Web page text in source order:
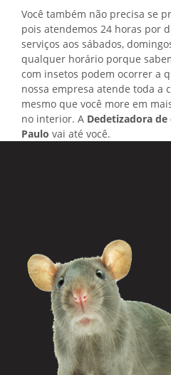
Você também não precisa se
pois atendemos 24 horas por
serviços aos sábados,
qualquer horário porque
com insetos podem ocorrer a
nossa empresa atende toda a
mesmo que você more em
no interior. A Dedetizadora
Paulo vai até você.